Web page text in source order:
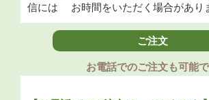
信には お時間をいただく場合があり
ご注文
お電話でのご注文も可能